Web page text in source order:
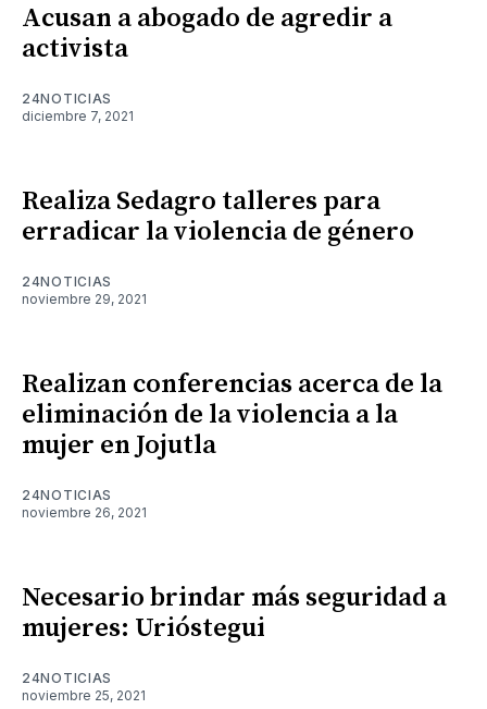
Acusan a abogado de agredir a
activista
24NOTICIAS
diciembre 7, 2021
Realiza Sedagro talleres para
erradicar la violencia de género
24NOTICIAS
noviembre 29, 2021
Realizan conferencias acerca de la
eliminación de la violencia a la
mujer en Jojutla
24NOTICIAS
noviembre 26, 2021
Necesario brindar más seguridad a
mujeres: Urióstegui
24NOTICIAS
noviembre 25, 2021